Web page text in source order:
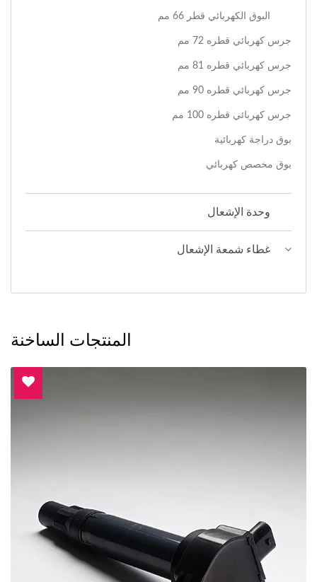
البوق الكهربائي قطر 66 مم
جرس كهربائي قطره 72 مم
جرس كهربائي قطره 81 مم
جرس كهربائي قطره 90 مم
جرس كهربائي قطره 100 مم
بوق دراجة كهربائية
بوق مخصص كهربائي
وحدة الإشعال
غطاء شمعة الإشعال
المنتجات الساخنة